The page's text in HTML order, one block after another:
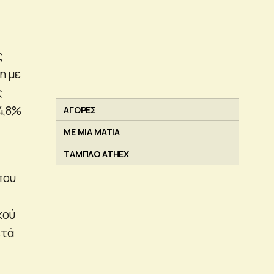
με
ΑΓΟΡΕΣ
ΜΕ ΜΙΑ ΜΑΤΙΑ
ΤΑΜΠΛΟ ATHEX